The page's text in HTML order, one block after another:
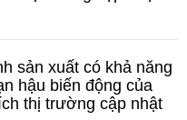
sản xuất có khả năng
hậu biến động của
thị trường cập nhật